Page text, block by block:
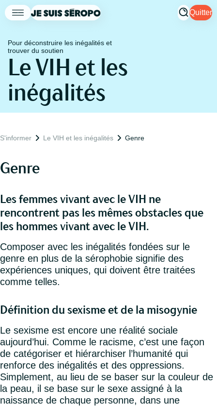
Quitter
Pour déconstruire les inégalités et
trouver du soutien
Le VIH et les
inégalités
S'informer Le VIH et les inégalités Genre
Genre
Les femmes vivant avec le VIH ne
rencontrent pas les mêmes obstacles que
les hommes vivant avec le VIH.
Composer avec les inégalités fondées sur le
genre en plus de la sérophobie signifie des
expériences uniques, qui doivent être traitées
comme telles.
Définition du sexisme et de la misogynie
Le sexisme est encore une réalité sociale
aujourd’hui. Comme le racisme, c’est une façon
de catégoriser et hiérarchiser l’humanité qui
renforce des inégalités et des oppressions.
Simplement, au lieu de se baser sur la couleur de
la peau, il se base sur le sexe assigné à la
naissance de chaque personne, dans une